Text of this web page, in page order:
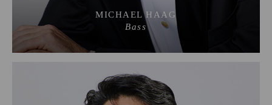
MICHAEL HAAG
Bass